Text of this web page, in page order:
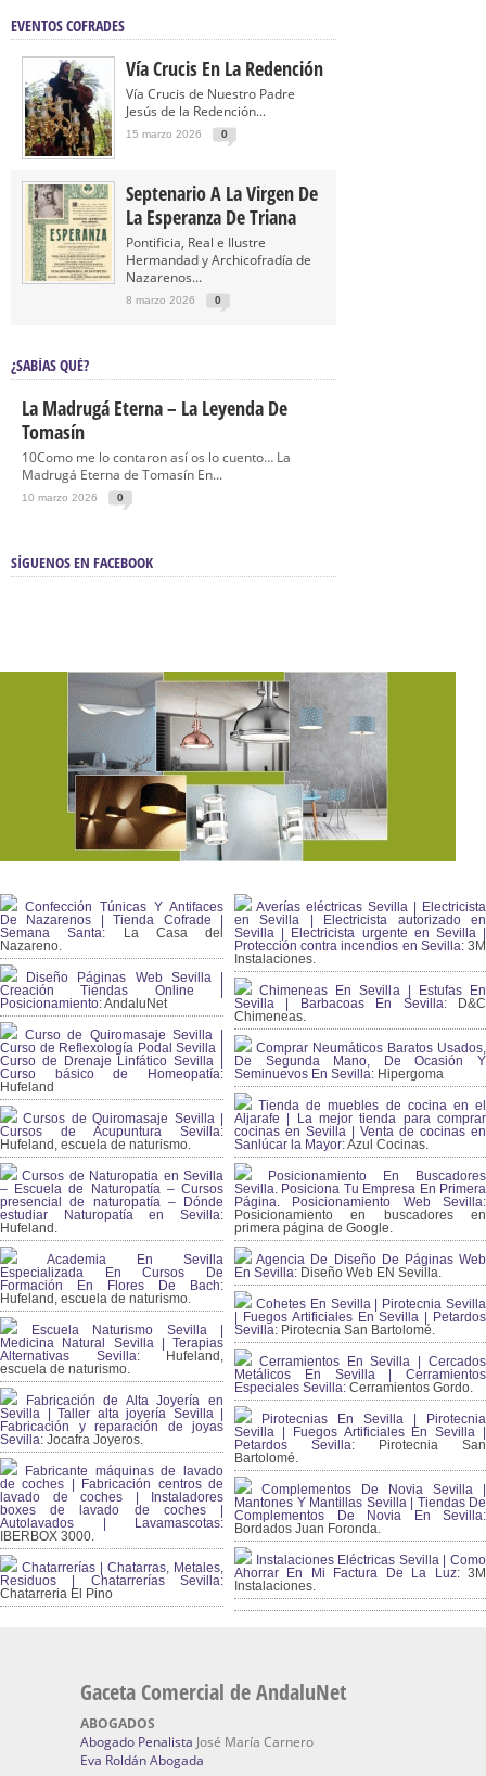
EVENTOS COFRADES
Vía Crucis En La Redención
Vía Crucis de Nuestro Padre
Jesús de la Redención...
15 marzo 2026 0
Septenario A La Virgen De
La Esperanza De Triana
Pontificia, Real e Ilustre
Hermandad y Archicofradía de
Nazarenos...
8 marzo 2026 0
¿SABÍAS QUÉ?
La Madrugá Eterna – La Leyenda De
Tomasín
10Como me lo contaron así os lo cuento… La
Madrugá Eterna de Tomasín En...
10 marzo 2026 0
SÍGUENOS EN FACEBOOK
Confección Túnicas Y Antifaces
De Nazarenos | Tienda Cofrade |
Semana Santa: La Casa del
Nazareno.
Diseño Páginas Web Sevilla |
Creación Tiendas Online |
Posicionamiento:AndaluNet
Curso de Quiromasaje Sevilla |
Curso de Reflexología Podal Sevilla |
Curso de Drenaje Linfático Sevilla |
Curso básico de Homeopatía:
Hufeland
Cursos de Quiromasaje Sevilla |
Cursos de Acupuntura Sevilla:
Hufeland, escuela de naturismo.
Cursos de Naturopatia en Sevilla
– Escuela de Naturopatía – Cursos
presencial de naturopatía – Dónde
estudiar Naturopatía en Sevilla:
Hufeland.
Academia En Sevilla
Especializada En Cursos De
Formación En Flores De Bach:
Hufeland, escuela de naturismo.
Escuela Naturismo Sevilla |
Medicina Natural Sevilla | Terapias
Alternativas Sevilla: Hufeland,
escuela de naturismo.
Fabricación de Alta Joyería en
Sevilla | Taller alta joyería Sevilla |
Fabricación y reparación de joyas
Sevilla: Jocafra Joyeros.
Fabricante máquinas de lavado
de coches | Fabricación centros de
lavado de coches | Instaladores
boxes de lavado de coches |
Autolavados | Lavamascotas:
IBERBOX 3000.
Chatarrerías | Chatarras, Metales,
Residuos | Chatarrerías Sevilla:
Chatarreria El Pino
Averías eléctricas Sevilla | Electricista
en Sevilla | Electricista autorizado en
Sevilla | Electricista urgente en Sevilla |
Protección contra incendios en Sevilla:3M
Instalaciones.
Chimeneas En Sevilla | Estufas En
Sevilla | Barbacoas En Sevilla:D&C
Chimeneas.
Comprar Neumáticos Baratos Usados,
De Segunda Mano, De Ocasión Y
Seminuevos En Sevilla: Hipergoma
Tienda de muebles de cocina en el
Aljarafe | La mejor tienda para comprar
cocinas en Sevilla | Venta de cocinas en
Sanlúcar la Mayor:Azul Cocinas.
Posicionamiento En Buscadores
Sevilla. Posiciona Tu Empresa En Primera
Página. Posicionamiento Web Sevilla:
Posicionamiento en buscadores en
primera página de Google.
Agencia De Diseño De Páginas Web
En Sevilla: Diseño Web EN Sevilla.
Cohetes En Sevilla | Pirotecnia Sevilla
| Fuegos Artificiales En Sevilla | Petardos
Sevilla: Pirotecnia San Bartolomé.
Cerramientos En Sevilla | Cercados
Metálicos En Sevilla | Cerramientos
Especiales Sevilla: Cerramientos Gordo.
Pirotecnias En Sevilla | Pirotecnia
Sevilla | Fuegos Artificiales En Sevilla |
Petardos Sevilla: Pirotecnia San
Bartolomé.
Complementos De Novia Sevilla |
Mantones Y Mantillas Sevilla | Tiendas De
Complementos De Novia En Sevilla:
Bordados Juan Foronda.
Instalaciones Eléctricas Sevilla | Como
Ahorrar En Mi Factura De La Luz:3M
Instalaciones.
Gaceta Comercial de AndaluNet
ABOGADOS
Abogado Penalista José María Carnero
Eva Roldán Abogada